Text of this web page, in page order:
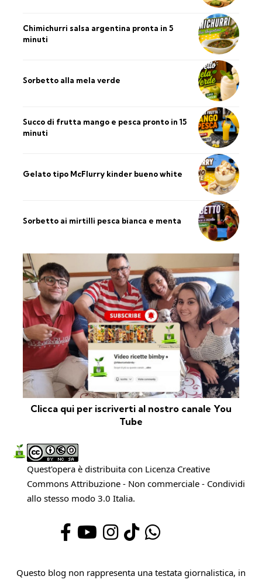
Chimichurri salsa argentina pronta in 5
minuti
Sorbetto alla mela verde
Succo di frutta mango e pesca pronto in 15
minuti
Gelato tipo McFlurry kinder bueno white
Sorbetto ai mirtilli pesca bianca e menta
Clicca qui per iscriverti al nostro canale You
Tube
Quest'opera è distribuita con Licenza Creative
Commons Attribuzione - Non commerciale - Condividi
allo stesso modo 3.0 Italia.
Questo blog non rappresenta una testata giornalistica, in